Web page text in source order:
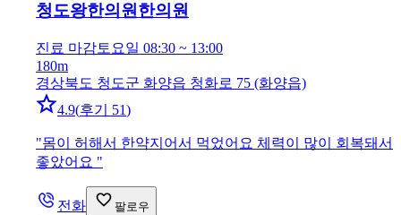
청도왕한의원한의원
진료 마감토요일 08:30 ~ 13:00
180m
경상북도 청도군 화양읍 청화로 75 (화양읍)
4.9(후기 51)
"몸이 허해서 한약지어서 먹었어요 체력이 많이 회복돼서
좋았어요 "
전화 팔로우